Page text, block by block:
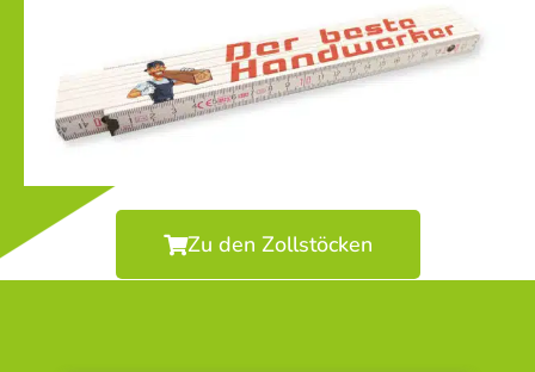
Zu den Zollstöcken